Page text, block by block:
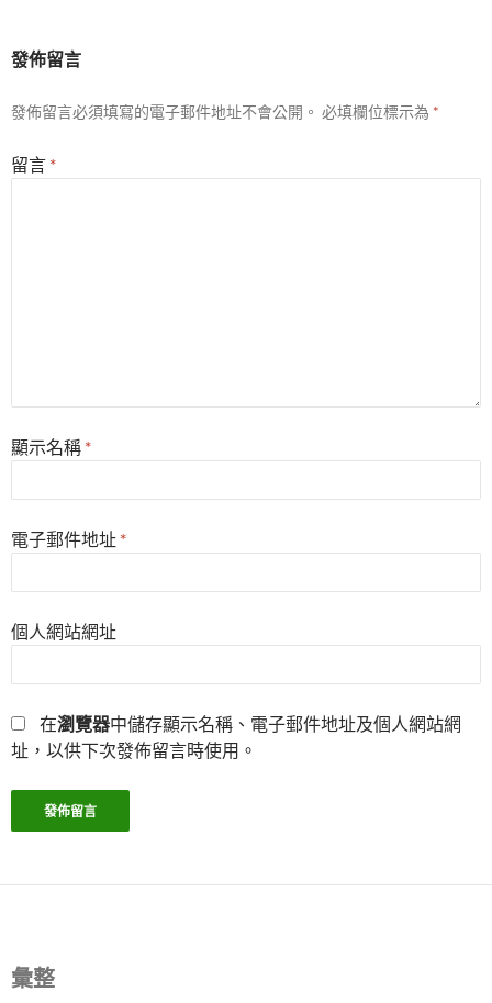
發佈留言
發佈留言必須填寫的電子郵件地址不會公開。 必填欄位標示為 *
留言 *
顯示名稱 *
電子郵件地址 *
個人網站網址
在瀏覽器中儲存顯示名稱、電子郵件地址及個人網站網
址，以供下次發佈留言時使用。
彙整